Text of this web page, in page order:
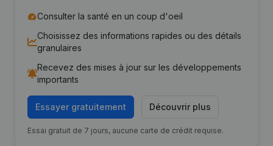
Consulter la santé en un coup d'oeil
Choisissez des informations rapides ou des détails
granulaires
Recevez des mises à jour sur les développements
importants
Essayer gratuitement Découvrir plus
Essai gratuit de 7 jours, aucune carte de crédit requise.